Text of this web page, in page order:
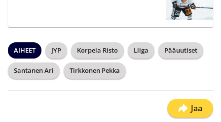
AIHEET JYP Korpela Risto Liiga Pääuutiset
Santanen Ari Tirkkonen Pekka
Jaa